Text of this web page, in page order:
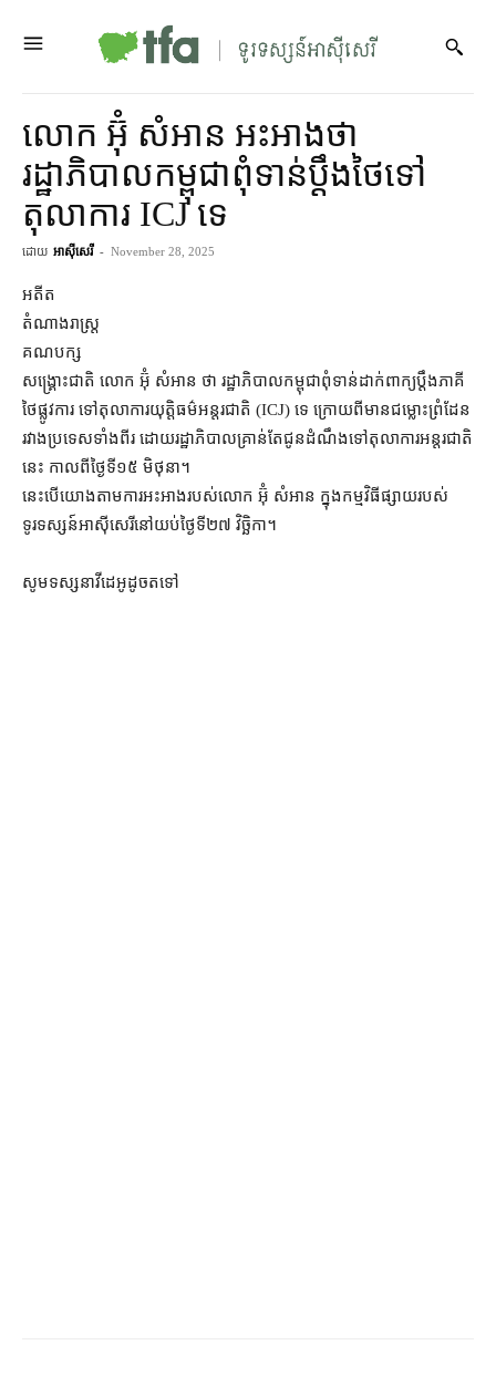
លោក អ៊ុំ សំអាន អះអាង​ថា
រដ្ឋាភិបាល​កម្ពុជា​ពុំ​ទាន់​ប្ដឹង​ថៃ​ទៅ​
តុលាការ ICJ ទេ
ដោយ អាស៊ីសេរី - November 28, 2025
អតីត​
តំណាងរាស្ត្រ​
គណបក្ស​
សង្គ្រោះជាតិ លោក អ៊ុំ សំអាន ថា រដ្ឋាភិបាល​​កម្ពុជា​ពុំ​ទាន់​ដាក់​ពាក្យ​ប្ដឹង​ភាគី​
ថៃ​ផ្លូវ​ការ ទៅ​តុលាការ​យុត្តិធម៌​អន្តរជាតិ (ICJ) ទេ ក្រោយ​ពី​មាន​ជម្លោះ​ព្រំដែន​
រវាង​ប្រទេស​ទាំង​ពីរ ដោយ​រដ្ឋាភិបាល​គ្រាន់តែ​ជូន​ដំណឹង​ទៅ​តុលាការ​អន្តរជាតិ​
នេះ កាល​ពី​ថ្ងៃទី១៥ មិថុនា។
នេះ​បើ​យោង​តាម​ការ​អះអាង​របស់​លោក អ៊ុំ សំអាន ក្នុង​កម្មវិធី​ផ្សាយ​របស់​
ទូរទស្សន៍​អាស៊ីសេរី​នៅ​យប់​ថ្ងៃទី២៧ វិច្ឆិកា។
សូម​ទស្សនា​វីដេអូ​ដូច​តទៅ